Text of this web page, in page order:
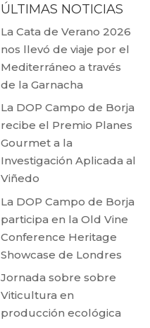
ÚLTIMAS NOTICIAS
La Cata de Verano 2026
nos llevó de viaje por el
Mediterráneo a través
de la Garnacha
La DOP Campo de Borja
recibe el Premio Planes
Gourmet a la
Investigación Aplicada al
Viñedo
La DOP Campo de Borja
participa en la Old Vine
Conference Heritage
Showcase de Londres
Jornada sobre sobre
Viticultura en
producción ecológica